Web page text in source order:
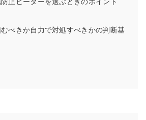
べきか自力で対処すべきかの判断基